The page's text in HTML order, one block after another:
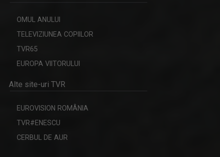
OMUL ANULUI
TELEVIZIUNEA COPIILOR
TVR65
EUROPA VIITORULUI
Alte site-uri TVR
EUROVISION ROMÂNIA
TVR#ENESCU
CERBUL DE AUR